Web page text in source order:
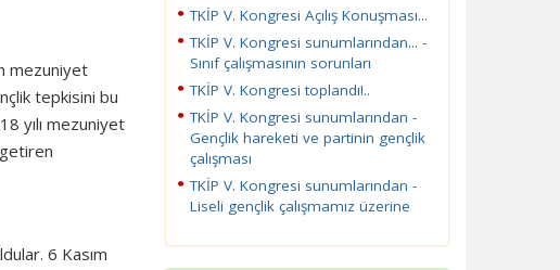
mezuniyet
tepkisini bu
yılı mezuniyet
6 Kasım
TKİP V. Kongresi Açılış Konuşması...
TKİP V. Kongresi sunumlarından... -
Sınıf çalışmasının sorunları
TKİP V. Kongresi toplandı!..
TKİP V. Kongresi sunumlarından -
Gençlik hareketi ve partinin gençlik
çalışması
TKİP V. Kongresi sunumlarından -
Liseli gençlik çalışmamız üzerine